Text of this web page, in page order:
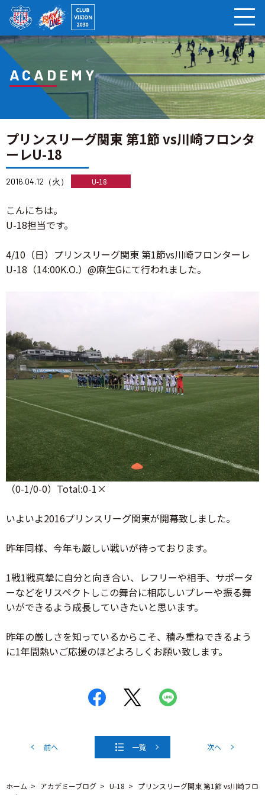
ACADEMY
プリンスリーグ関東 第1節 vs川崎フロンタ
ーレU-18
2016.04.12（火） U-18
こんにちは。
U-18担当です。
4/10（日）プリンスリーグ関東 第1節vs川崎フロンターレ
U-18（14:00K.O.）@麻生Gにて行われました。
（0-1/0-0）Total:0-1×
いよいよ2016プリンスリーグ関東が開幕致しました。
昨年同様、今年も厳しい戦いが待っております。
1戦1戦真摯に自分と向き合い、レフリーや相手、サポータ
ーなどをリスペクトしこの舞台に相応しいプレーや振る舞
いができるよう成長していきたいと思います。
昨年の厳しさを知っているからこそ、積み重ねできるよう
に1年間熱いご応援のほどよろしくお願い致します。
前へ 一覧 次へ
ホーム アカデミーブログ U-18
プリンスリーグ関東 第1節 vs川崎フロ